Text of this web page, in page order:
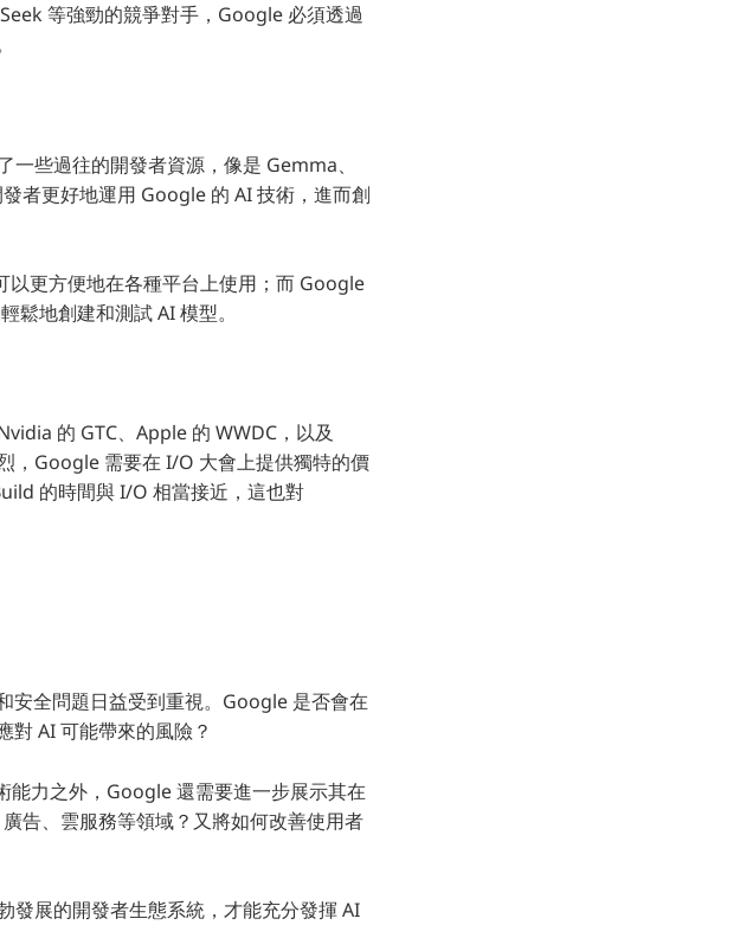
等強勁的競爭對手，Google 必須透過
些過往的開發者資源，像是 Gemma、
者更好地運用 Google 的 AI 技術，進而創
更方便地在各種平台上使用；而 Google
地創建和測試 AI 模型。
的 GTC、Apple 的 WWDC，以及
，Google 需要在 I/O 大會上提供獨特的價
的時間與 I/O 相當接近，這也對
全問題日益受到重視。Google 是否會在
對 AI 可能帶來的風險？
力之外，Google 還需要進一步展示其在
告、雲服務等領域？又將如何改善使用者
展的開發者生態系統，才能充分發揮 AI